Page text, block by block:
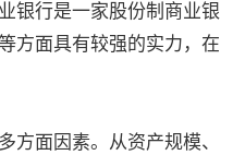
银行是一家股份制商业银
方面具有较强的实力，在
方面因素。从资产规模、